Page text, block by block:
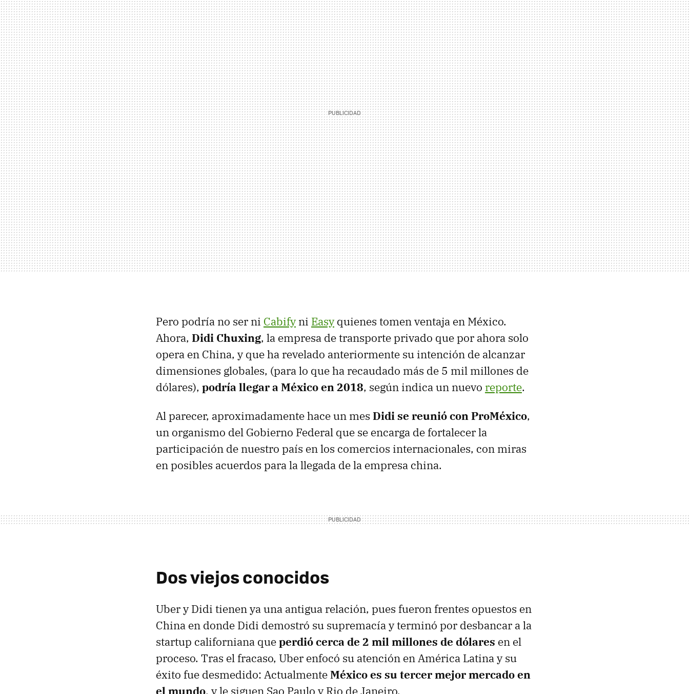
Pero podría no ser ni Cabifyni Easyquienes tomen ventaja en México.
Ahora, Didi Chuxing, la empresa de transporte privado que por ahora solo
opera en China, y que ha revelado anteriormente su intención de alcanzar
dimensiones globales, (para lo que ha recaudado más de 5 mil millones de
dólares), podría llegar a México en 2018, según indica un nuevo reporte.
Al parecer, aproximadamente hace un mes Didi se reunió con ProMéxico,
un organismo del Gobierno Federal que se encarga de fortalecer la
participación de nuestro país en los comercios internacionales, con miras
en posibles acuerdos para la llegada de la empresa china.
Dos viejos conocidos
Uber y Didi tienen ya una antigua relación, pues fueron frentes opuestos en
China en donde Didi demostró su supremacía y terminó por desbancar a la
startup californiana queperdió cerca de 2 mil millones de dólares en el
proceso. Tras el fracaso, Uber enfocó su atención en América Latina y su
éxito fue desmedido: ActualmenteMéxico es su tercer mejor mercado en
el mundo, y le siguen Sao Paulo y Rio de Janeiro.